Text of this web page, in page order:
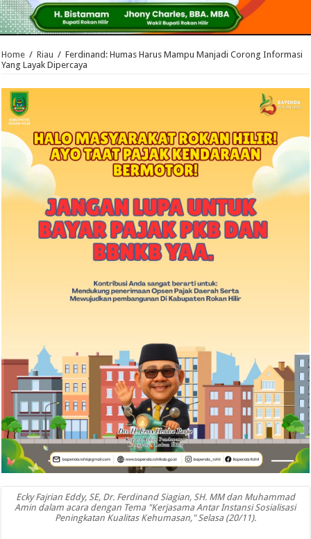
Home / Riau / Ferdinand: Humas Harus Mampu Manjadi Corong Informasi
Yang Layak Dipercaya
Ecky Fajrian Eddy, SE, Dr. Ferdinand Siagian, SH. MM dan Muhammad
Amin dalam acara dengan Tema "Kerjasama Antar Instansi Sosialisasi
Peningkatan Kualitas Kehumasan," Selasa (20/11).